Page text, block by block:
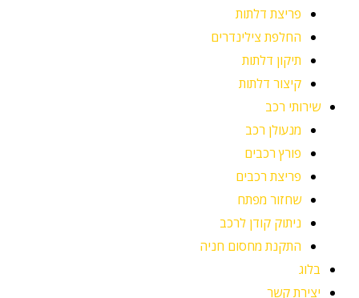
פריצת דלתות
החלפת צילינדרים
תיקון דלתות
קיצור דלתות
שירותי רכב
מנעולן רכב
פורץ רכבים
פריצת רכבים
שחזור מפתח
ניתוק קודן לרכב
התקנת מחסום חניה
בלוג
יצירת קשר